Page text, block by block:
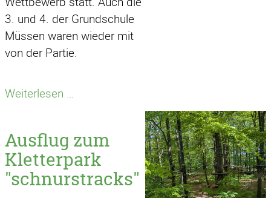
3. und 4. der Grundschule
Müssen waren wieder mit
von der Partie.
Weiterlesen …
Ausflug zum
Kletterpark
"schnurstracks"